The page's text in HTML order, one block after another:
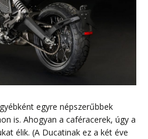
egyre népszerűbbek
is. Ahogyan a caféracerek, úgy a
élik. (A Ducatinak ez a két éve